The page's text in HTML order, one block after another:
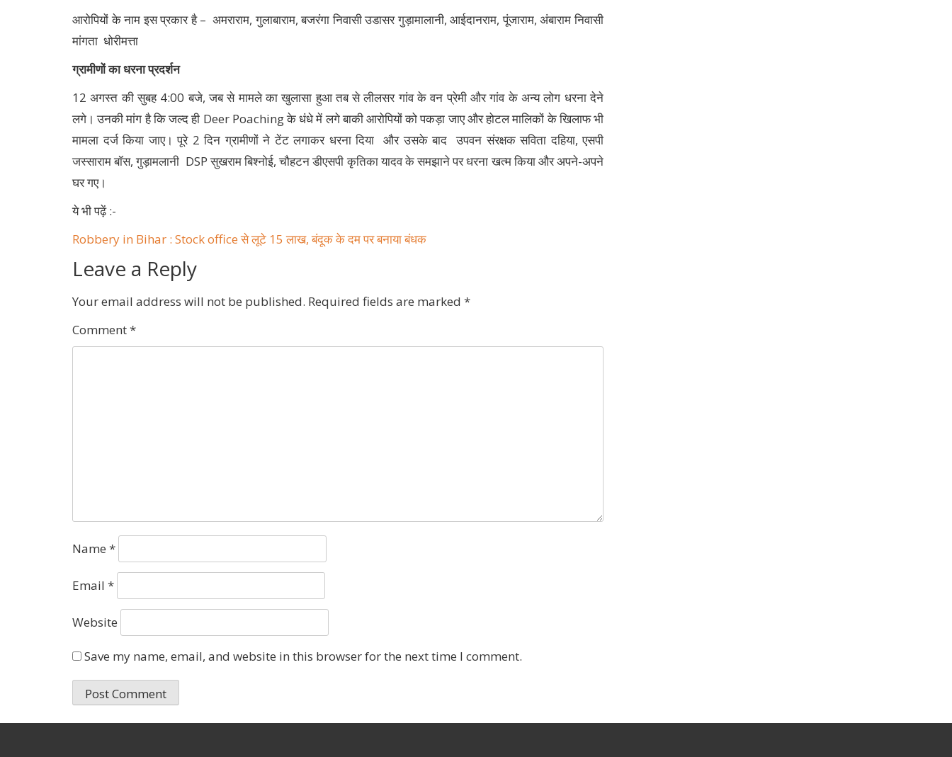
आरोपियों के नाम इस प्रकार है – अमराराम, गुलाबाराम, बजरंगा निवासी उडासर गुड़ामालानी, आईदानराम, पूंजाराम, अंबाराम निवासी
मांगता धोरीमत्ता
ग्रामीणोंकाधरनाप्रदर्शन
12 अगस्त की सुबह 4:00 बजे, जब से मामले का खुलासा हुआ तब से लीलसर गांव के वन प्रेमी और गांव के अन्य लोग धरना देने
लगे। उनकी मांग है कि जल्द ही Deer Poaching के धंधे में लगे बाकी आरोपियों को पकड़ा जाए और होटल मालिकों के खिलाफ भी
मामला दर्ज किया जाए। पूरे 2 दिन ग्रामीणों ने टेंट लगाकर धरना दिया और उसके बाद उपवन संरक्षक सविता दहिया, एसपी
जस्साराम बॉस, गुड़ामलानी DSP सुखराम बिश्नोई, चौहटन डीएसपी कृतिका यादव के समझाने पर धरना खत्म किया और अपने-अपने
घर गए।
ये भी पढ़ें :-
Robbery in Bihar : Stock office से लूटे 15 लाख, बंदूक के दम पर बनाया बंधक
Leave a Reply
Your email address will not be published. Required fields are marked *
Comment*
Name *
Email *
Website
Save my name, email, and website in this browser for the next time I comment.